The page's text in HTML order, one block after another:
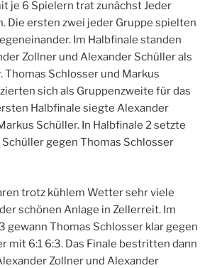
je 6 Spielern trat zunächst Jeder
Die ersten zwei jeder Gruppe spielten
Im Halbfinale standen
Zollner und Alexander Schüller als
Thomas Schlosser und Markus
sich als Gruppenzweite für das
Halbfinale siegte Alexander
Schüller. In Halbfinale 2 setzte
gegen Thomas Schlosser
trotz kühlem Wetter sehr viele
schönen Anlage in Zellerreit. Im
gewann Thomas Schlosser klar gegen
mit 6:1 6:3. Das Finale bestritten dann
Zollner und Alexander